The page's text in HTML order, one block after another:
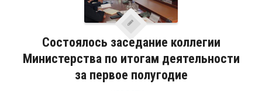
ГЕОПОРТАЛ
ИРРИГАЦИИ
ПЛАТФОРМА ДИСТАНЦИОННОГО ОБУЧЕНИЯ
ГИДРОЛОГИЧЕСКОЕ МОДЕЛИРОВАНИЕ
Состоялось заседание коллегии
Министерства по итогам деятельности
за первое полугодие